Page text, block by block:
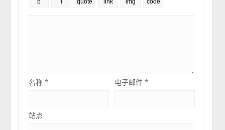
名称* 电子邮件*
站点